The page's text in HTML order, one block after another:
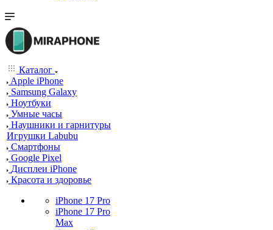
Каталог
Apple iPhone
Samsung Galaxy
Ноутбуки
Умные часы
Наушники и гарнитуры
Игрушки Labubu
Смартфоны
Google Pixel
Дисплеи iPhone
Красота и здоровье
iPhone 17 Pro
iPhone 17 Pro
Max